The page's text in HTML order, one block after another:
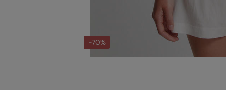
-70%